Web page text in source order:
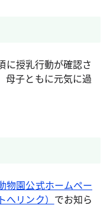
に授乳行動が確認さ
母子ともに元気に過
物園公式ホームペー
リンク） でお知ら